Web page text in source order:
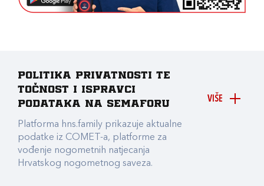
VIŠE
Politika privatnosti te
točnost i ispravci
podataka na Semaforu
Platforma hns.family prikazuje aktualne
podatke iz COMET-a, platforme za
vođenje nogometnih natjecanja
Hrvatskog nogometnog saveza.